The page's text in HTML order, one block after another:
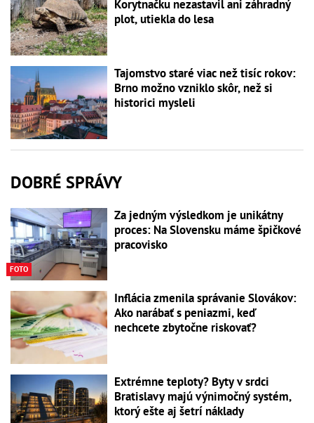
Korytnačku nezastavil ani záhradný
plot, utiekla do lesa
Tajomstvo staré viac než tisíc rokov:
Brno možno vzniklo skôr, než si
historici mysleli
DOBRÉ SPRÁVY
FOTO
Za jedným výsledkom je unikátny
proces: Na Slovensku máme špičkové
pracovisko
Inflácia zmenila správanie Slovákov:
Ako narábať s peniazmi, keď
nechcete zbytočne riskovať?
Extrémne teploty? Byty v srdci
Bratislavy majú výnimočný systém,
ktorý ešte aj šetrí náklady